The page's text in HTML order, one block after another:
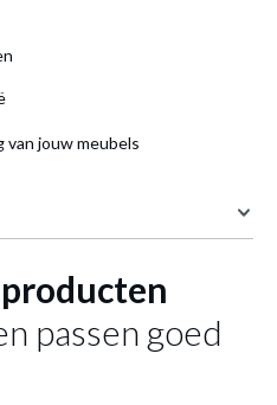
van jouw meubels
12 cm
12 cm
2 cmpassen goed
Tartelet Met. 12 cm